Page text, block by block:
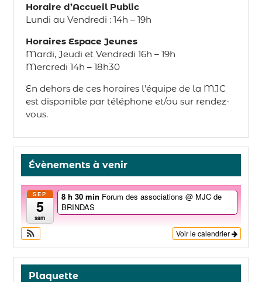
Horaire d’Accueil Public
Lundi au Vendredi : 14h – 19h
Horaires Espace Jeunes
Mardi, Jeudi et Vendredi 16h – 19h
Mercredi 14h – 18h30
En dehors de ces horaires l’équipe de la MJC
est disponible par téléphone et/ou sur rendez-
vous.
Évènements à venir
SEP
5
sam
8 h 30 min Forum des associations @ MJC de
BRINDAS
Voir le calendrier
Plaquette